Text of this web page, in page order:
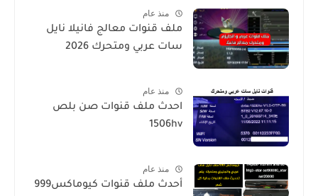
منذ عام
ملف قنوات معالج فانيلا نايل
سات عربي ومتحرك 2026
منذ عام
احدث ملف قنوات صن بلص
1506hv
منذ عام
أحدث ملف قنوات كيوماكس999